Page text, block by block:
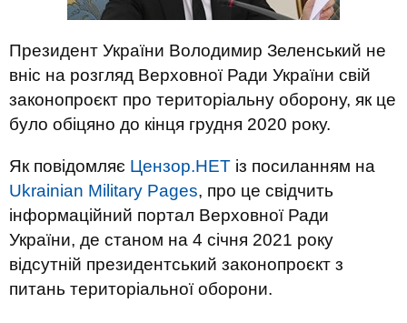
Президент України Володимир Зеленський не
вніс на розгляд Верховної Ради України свій
законопроєкт про територіальну оборону, як це
було обіцяно до кінця грудня 2020 року.
Як повідомляє Цензор.НЕТ із посиланням на
Ukrainian Military Pages, про це свідчить
інформаційний портал Верховної Ради
України, де станом на 4 січня 2021 року
відсутній президентський законопроєкт з
питань територіальної оборони.